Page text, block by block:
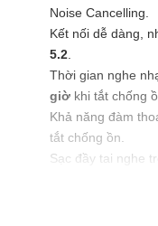
Noise Cancelling.
Kết nối dễ dàng,
5.2
Thời gian nghe
giờ khi tắt chống
Khả năng đàm
tắt chống ồn.
Sạc đầy tai nghe
Tùy chỉnh EQ